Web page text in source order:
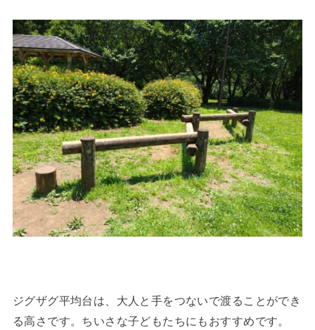
ジグザグ平均台は、大人と手をつないで渡ることができ
る高さです。ちいさな子どもたちにもおすすめです。